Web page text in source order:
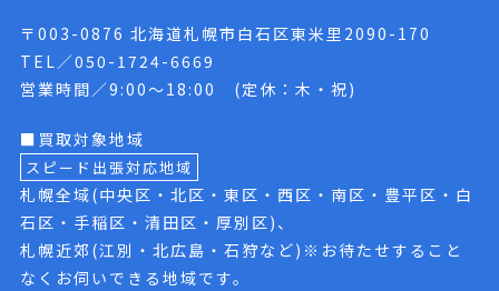
〒003-0876 北海道札幌市白石区東米里2090-170
TEL／050-1724-6669
営業時間／9:00〜18:00 (定休：木・祝)
■買取対象地域
スピード出張対応地域
札幌全域(中央区・北区・東区・西区・南区・豊平区・白
石区・手稲区・清田区・厚別区)、
札幌近郊(江別・北広島・石狩など)※お待たせすること
なくお伺いできる地域です。